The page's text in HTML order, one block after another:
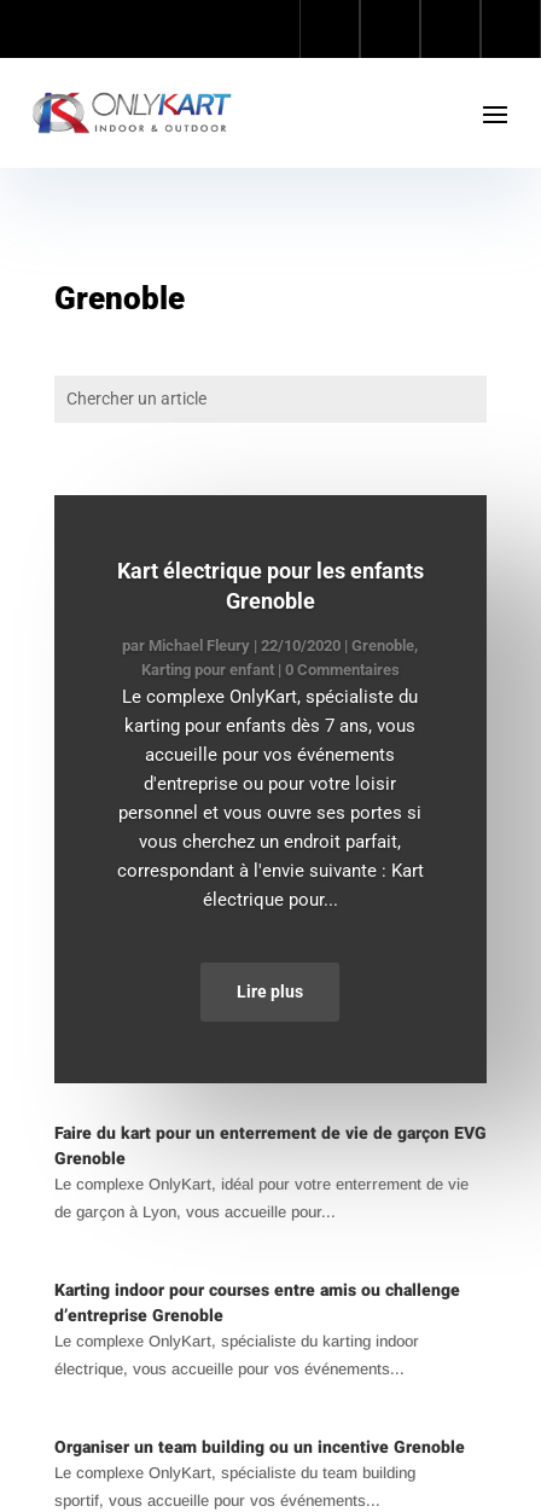
Grenoble
Kart électrique pour les enfants
Grenoble
par Michael Fleury |22/10/2020 |Grenoble,
Karting pour enfant| 0 Commentaires
Le complexe OnlyKart, spécialiste du
karting pour enfants dès 7 ans, vous
accueille pour vos événements
d'entreprise ou pour votre loisir
personnel et vous ouvre ses portes si
vous cherchez un endroit parfait,
correspondant à l'envie suivante : Kart
électrique pour...
Lire plus
Faire du kart pour un enterrement de vie de garçon EVG
Grenoble
Le complexe OnlyKart, idéal pour votre enterrement de vie
de garçon à Lyon, vous accueille pour...
Karting indoor pour courses entre amis ou challenge
d’entreprise Grenoble
Le complexe OnlyKart, spécialiste du karting indoor
électrique, vous accueille pour vos événements...
Organiser un team building ou un incentive Grenoble
Le complexe OnlyKart, spécialiste du team building
sportif, vous accueille pour vos événements...